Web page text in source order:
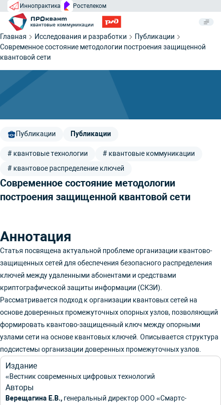
Иннопрактика Ростелеком
Главная Исследования и разработки
Публикации
Современное состояние методологии построения защищенной
квантовой сети
Публикации Публикации
# квантовые технологии
# квантовые коммуникации
# квантовое распределение ключей
Современное состояние методологии
построения защищенной квантовой сети
Аннотация
Статья посвящена актуальной проблеме организации квантово-
защищенных сетей для обеспечения безопасного распределения
ключей между удаленными абонентами и средствами
криптографической защиты информации (СКЗИ).
Рассматривается подход к организации квантовых сетей на
основе доверенных промежуточных опорных узлов, позволяющий
формировать квантово-защищенный ключ между опорными
узлами сети на основе квантовых ключей. Описывается структура
подсистемы организации доверенных промежуточных узлов.
Издание
«Вестник современных цифровых технологий
Авторы
Верещагина Е.В., генеральный директор ООО «Смартс-